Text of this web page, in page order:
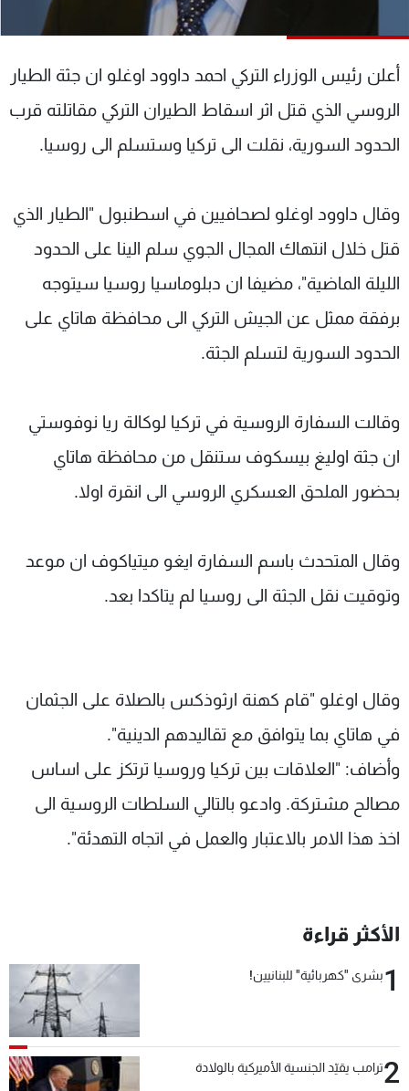
أعلن رئيس الوزراء التركي احمد داوود اوغلو ان جثة الطيار
الروسي الذي قتل اثر اسقاط الطيران التركي مقاتلته قرب
الحدود السورية، نقلت الى تركيا وستسلم الى روسيا.
وقال داوود اوغلو لصحافيين في اسطنبول "الطيار الذي
قتل خلال انتهاك المجال الجوي سلم الينا على الحدود
الليلة الماضية"، مضيفا ان دبلوماسيا روسيا سيتوجه
برفقة ممثل عن الجيش التركي الى محافظة هاتاي على
الحدود السورية لتسلم الجثة.
وقالت السفارة الروسية في تركيا لوكالة ريا نوفوستي
ان جثة اوليغ بيسكوف ستنقل من محافظة هاتاي
بحضور الملحق العسكري الروسي الى انقرة اولا.
وقال المتحدث باسم السفارة ايغو ميتياكوف ان موعد
وتوقيت نقل الجثة الى روسيا لم يتاكدا بعد.
وقال اوغلو "قام كهنة ارثوذكس بالصلاة على الجثمان
في هاتاي بما يتوافق مع تقاليدهم الدينية".
وأضاف: "العلاقات بين تركيا وروسيا ترتكز على اساس
مصالح مشتركة. وادعو بالتالي السلطات الروسية الى
اخذ هذا الامر بالاعتبار والعمل في اتجاه التهدئة".
الأكثر قراءة
1بشرى "كهربائية" للبنانيين!
2ترامب يقيّد الجنسية الأميركية بالولادة
الترددات
عن MTV
الإنـتـاج
لاعلاناتكم
وظائف
تواصل معنا
شروط الإسـتخدام